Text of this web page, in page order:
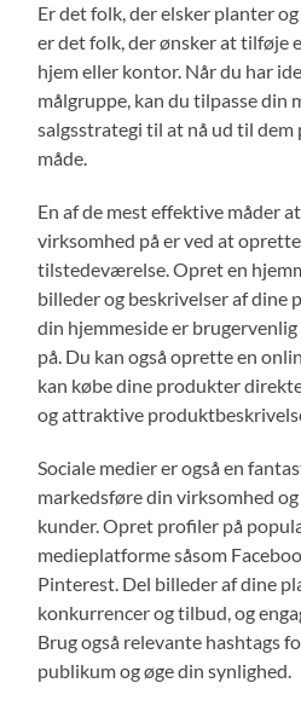
Er det folk, der elsker planter
er det folk, der ønsker at tilføje
hjem eller kontor. Når du har
målgruppe, kan du tilpasse din
salgsstrategi til at nå ud til dem
måde.
En af de mest effektive måder
virksomhed på er ved at
tilstedeværelse. Opret en
billeder og beskrivelser af dine
din hjemmeside er
på. Du kan også oprette en
kan købe dine produkter
og attraktive
Sociale medier er også en
markedsføre din virksomhed
kunder. Opret profiler på
medieplatforme såsom
Pinterest. Del billeder af dine
konkurrencer og tilbud, og
Brug også relevante hashtags
publikum og øge din synlighed.